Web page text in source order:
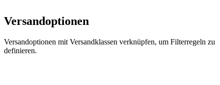
Versandoptionen
Versandoptionen mit Versandklassen verknüpfen, um Filterregeln zu
definieren.